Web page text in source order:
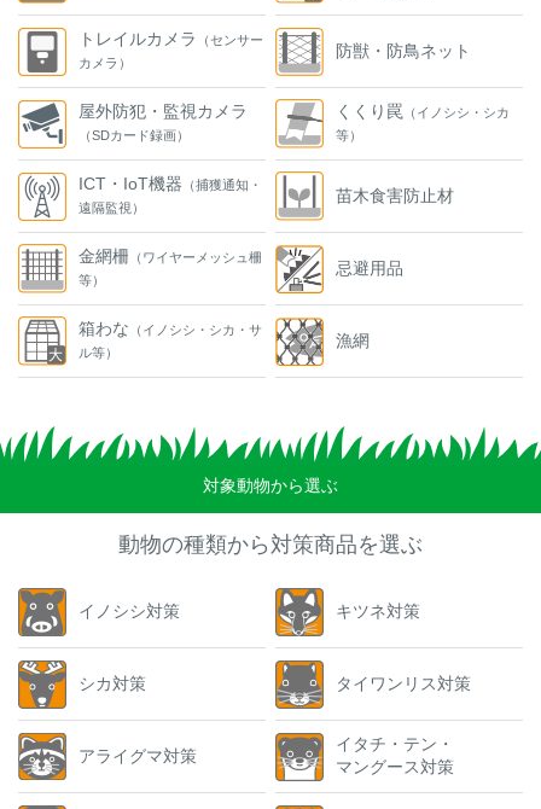
トレイルカメラ
（センサー
カメラ）
屋外防犯・監視カメラ
（SDカード録画）
ICT・IoT機器 （捕獲通知・
遠隔監視）
金網柵 （ワイヤーメッシュ柵
等）
箱わな （イノシシ・シカ・サ
ル等）
防獣・防鳥ネット
くくり罠 （イノシシ・シカ
等）
苗木食害防止材
忌避用品
漁網
対象動物から選ぶ
動物の種類から対策商品を選ぶ
イノシシ対策
シカ対策
アライグマ対策
キツネ対策
タイワンリス対策
イタチ・テン・
マングース対策